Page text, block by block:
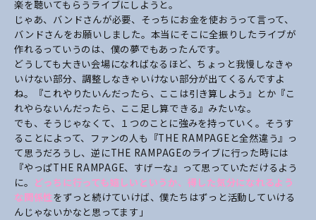
楽を聴いてもらうライブにしようと。
じゃあ、バンドさんが必要、そっちにお金を使おうって言って、
バンドさんをお願いしました。本当にそこに全振りしたライブが
作れるっていうのは、僕の夢でもあったんです。
どうしても大きい会場になればなるほど、ちょっと我慢しなきゃ
いけない部分、調整しなきゃいけない部分が出てくるんですよ
ね。『これやりたいんだったら、ここは引き算しよう』とか『こ
れやらないんだったら、ここ足し算できる』みたいな。
でも、そうじゃなくて、１つのことに強みを持っていく。そうす
ることによって、ファンの人も『THE RAMPAGEと全然違う』っ
て思うだろうし、逆にTHE RAMPAGEのライブに行った時には
『やっぱTHE RAMPAGE、すげーな』って思っていただけるよう
に。 どっちに行っても嬉しいというか、得した気分になれるよう
な関係性をずっと続けていけば、僕たちはずっと活動していける
んじゃないかなと思ってます」